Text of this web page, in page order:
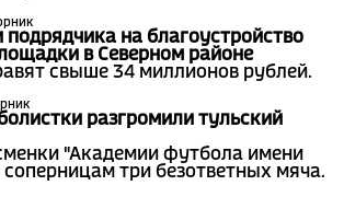
подрядчика на благоустройство
в Северном районе
свыше 34 миллионов рублей.
разгромили тульский
"Академии футбола имени
три безответных мяча.